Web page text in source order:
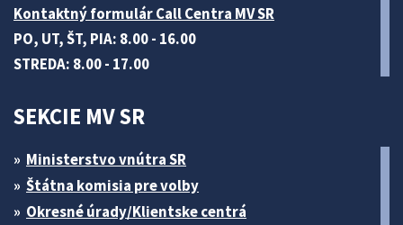
Kontaktný formulár Call Centra MV SR
PO, UT, ŠT, PIA: 8.00 - 16.00
STREDA: 8.00 - 17.00
SEKCIE MV SR
Ministerstvo vnútra SR
Štátna komisia pre volby
Okresné úrady/Klientske centrá